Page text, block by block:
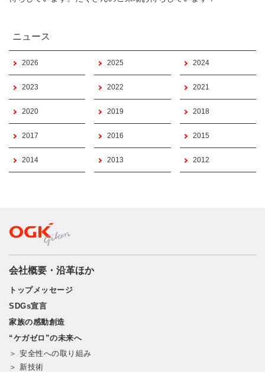
ニュース
2026 2025 2024
2023 2022 2021
2020 2019 2018
2017 2016 2015
2014 2013 2012
会社概要・沿革ほか
トップメッセージ
SDGs宣言
家族の感動創造
“ケガゼロ”の未来へ
＞ 安全性への取り組み
＞ 新技術